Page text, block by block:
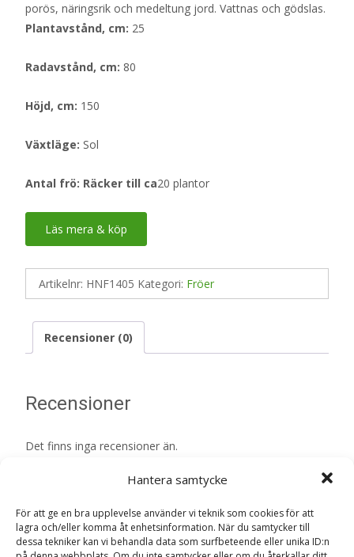
Hantera samtycke
För att ge en bra upplevelse använder vi teknik som cookies för att
lagra och/eller komma åt enhetsinformation. När du samtycker till
dessa tekniker kan vi behandla data som surfbeteende eller unika ID:n
porös, näringsrik och medeltung jord. Vattnas och gödslas.
Plantavstånd, cm: 25
Radavstånd, cm: 80
Höjd, cm: 150
Växtläge: Sol
Antal frö: Räcker till ca20 plantor
Läs mera & köp
Artikelnr: HNF1405 Kategori: Fröer
Recensioner (0)
Recensioner
Det finns inga recensioner än.
Bli först med att recensera ”Sockermajs
Din e-postadress kommer inte publiceras. Obligatoriska fält
är märkta*